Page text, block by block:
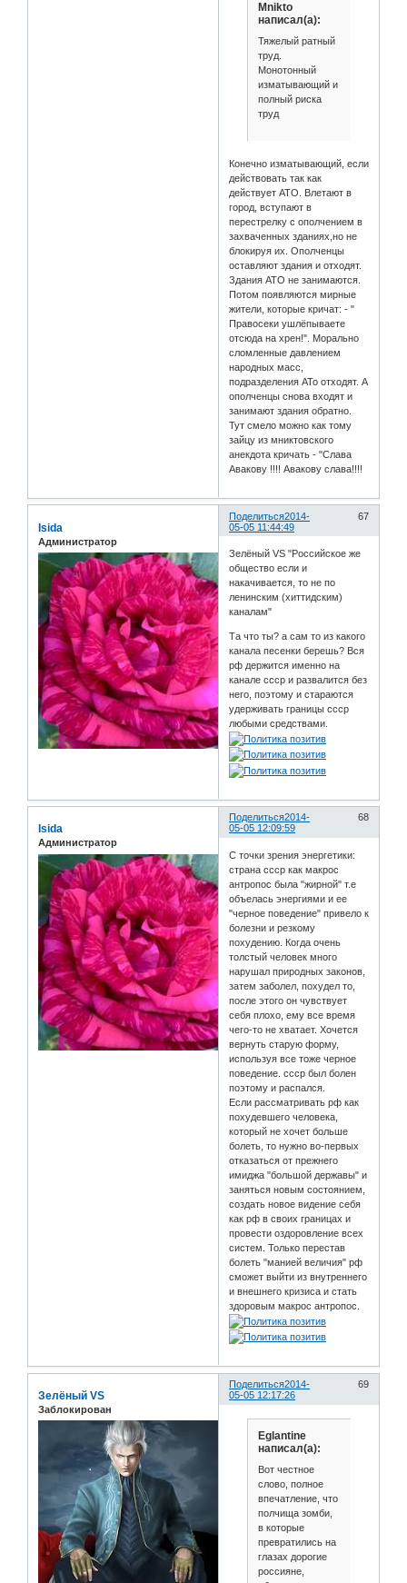
Mnikto
написал(а):
Тяжелый ратный
труд.
Монотонный
изматывающий и
полный риска
труд
Конечно изматывающий, если
действовать так как
действует АТО. Влетают в
город, вступают в
перестрелку с ополчением в
захваченных зданиях,но не
блокируя их. Ополченцы
оставляют здания и отходят.
Здания АТО не занимаются.
Потом появляются мирные
жители, которые кричат: - "
Правосеки ушлёпываете
отсюда на хрен!". Морально
сломленные давлением
народных масс,
подразделения АТо отходят. А
ополченцы снова входят и
занимают здания обратно.
Тут смело можно как тому
зайцу из мниктовского
анекдота кричать - "Слава
Авакову !!!! Авакову слава!!!!
Поделиться 67
2014-
05-05 11:44:49
Isida
Администратор
Зелёный VS "Российское же
общество если и
накачивается, то не по
ленинским (хиттидским)
каналам"
Та что ты? а сам то из какого
канала песенки берешь? Вся
рф держится именно на
канале ссср и развалится без
него, поэтому и стараются
удерживать границы ссср
любыми средствами.
Поделиться 68
2014-
05-05 12:09:59
Isida
Администратор
С точки зрения энергетики:
страна ссср как макрос
антропос была "жирной" т.е
объелась энергиями и ее
"черное поведение" привело к
болезни и резкому
похудению. Когда очень
толстый человек много
нарушал природных законов,
затем заболел, похудел то,
после этого он чувствует
себя плохо, ему все время
чего-то не хватает. Хочется
вернуть старую форму,
используя все тоже черное
поведение. ссср был болен
поэтому и распался.
Если рассматривать рф как
похудевшего человека,
который не хочет больше
болеть, то нужно во-первых
отказаться от прежнего
имиджа "большой державы" и
заняться новым состоянием,
создать новое видение себя
как рф в своих границах и
провести оздоровление всех
систем. Только перестав
болеть "манией величия" рф
сможет выйти из внутреннего
и внешнего кризиса и стать
здоровым макрос антропос.
Поделиться 69
2014-
05-05 12:17:26
Зелёный VS
Заблокирован
Eglantine
написал(а):
Вот честное
слово, полное
впечатление, что
полчища зомби,
в которые
превратились на
глазах дорогие
россияне,